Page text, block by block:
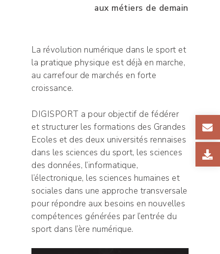
aux métiers de demain
La révolution numérique dans le sport et
la pratique physique est déjà en marche,
au carrefour de marchés en forte
croissance.
DIGISPORT a pour objectif de fédérer
et structurer les formations des Grandes
Ecoles et des deux universités rennaises
dans les sciences du sport, les sciences
des données, l’informatique,
l’électronique, les sciences humaines et
sociales dans une approche transversale
pour répondre aux besoins en nouvelles
compétences générées par l’entrée du
sport dans l’ère numérique.